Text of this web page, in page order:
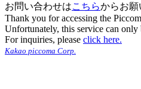
お問い合わせはこちらからお願
Thank you for accessing the
Unfortunately, this service can only
For inquiries, please click here.
Kakao piccoma Corp.